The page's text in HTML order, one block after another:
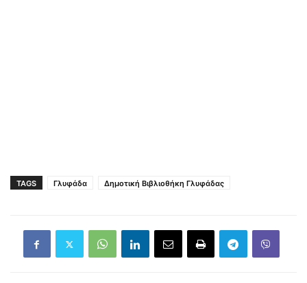
TAGS Γλυφάδα Δημοτική Βιβλιοθήκη Γλυφάδας